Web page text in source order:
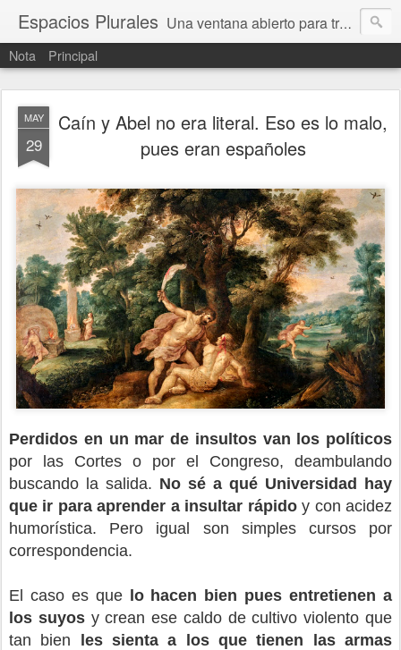
Espacios Plurales Una ventana abierto para tratar problemas que nos afectan a todxs. Temas sociales, educación, cultura, economía, política, derechos, calidad de vida. Estamos gobernados, pero queremos una calidad mayor en la política.
Nota Principal
MAY
29
Caín y Abel no era literal. Eso es lo malo,
pues eran españoles
Perdidos en un mar de insultos van los políticos
por las Cortes o por el Congreso, deambulando
buscando la salida. No sé a qué Universidad hay
que ir para aprender a insultar rápidoy con acidez
humorística. Pero igual son simples cursos por
correspondencia.
El caso es que lo hacen bien pues entretienen a
los suyosy crean ese caldo de cultivo violento que
tan bien les sienta a los que tienen las armas